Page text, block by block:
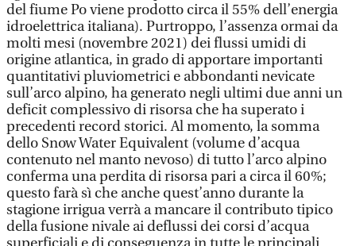
del fiume Po viene prodotto circa il 55% dell’energia
idroelettrica italiana). Purtroppo, l’assenza ormai da
molti mesi (novembre 2021) dei flussi umidi di
origine atlantica, in grado di apportare importanti
quantitativi pluviometrici e abbondanti nevicate
sull’arco alpino, ha generato negli ultimi due anni un
deficit complessivo di risorsa che ha superato i
precedenti record storici. Al momento, la somma
dello Snow Water Equivalent (volume d’acqua
contenuto nel manto nevoso) di tutto l’arco alpino
conferma una perdita di risorsa pari a circa il 60%;
questo farà sì che anche quest’anno durante la
stagione irrigua verrà a mancare il contributo tipico
della fusione nivale ai deflussi dei corsi d’acqua